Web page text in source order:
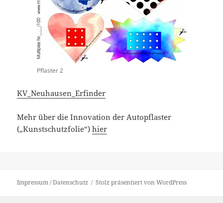
Pflaster 2
KV_Neuhausen_Erfinder
Mehr über die Innovation der Autopflaster
(„Kunstschutzfolie“)hier
Impressum / Datenschutz Stolz präsentiert von WordPress